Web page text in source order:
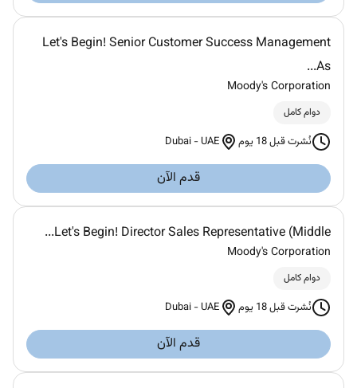
Let's Begin! Senior Customer Success Management
As...
Moody's Corporation
دوام كامل
نُشرت قبل 18 يوم Dubai -UAE
قدم الآن
Let's Begin! Director Sales Representative (Middle...
Moody's Corporation
دوام كامل
نُشرت قبل 18 يوم Dubai -UAE
قدم الآن